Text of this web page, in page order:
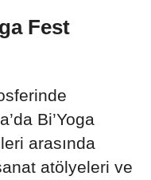
Fest
Bi’Yoga
arasında
atölyeleri ve